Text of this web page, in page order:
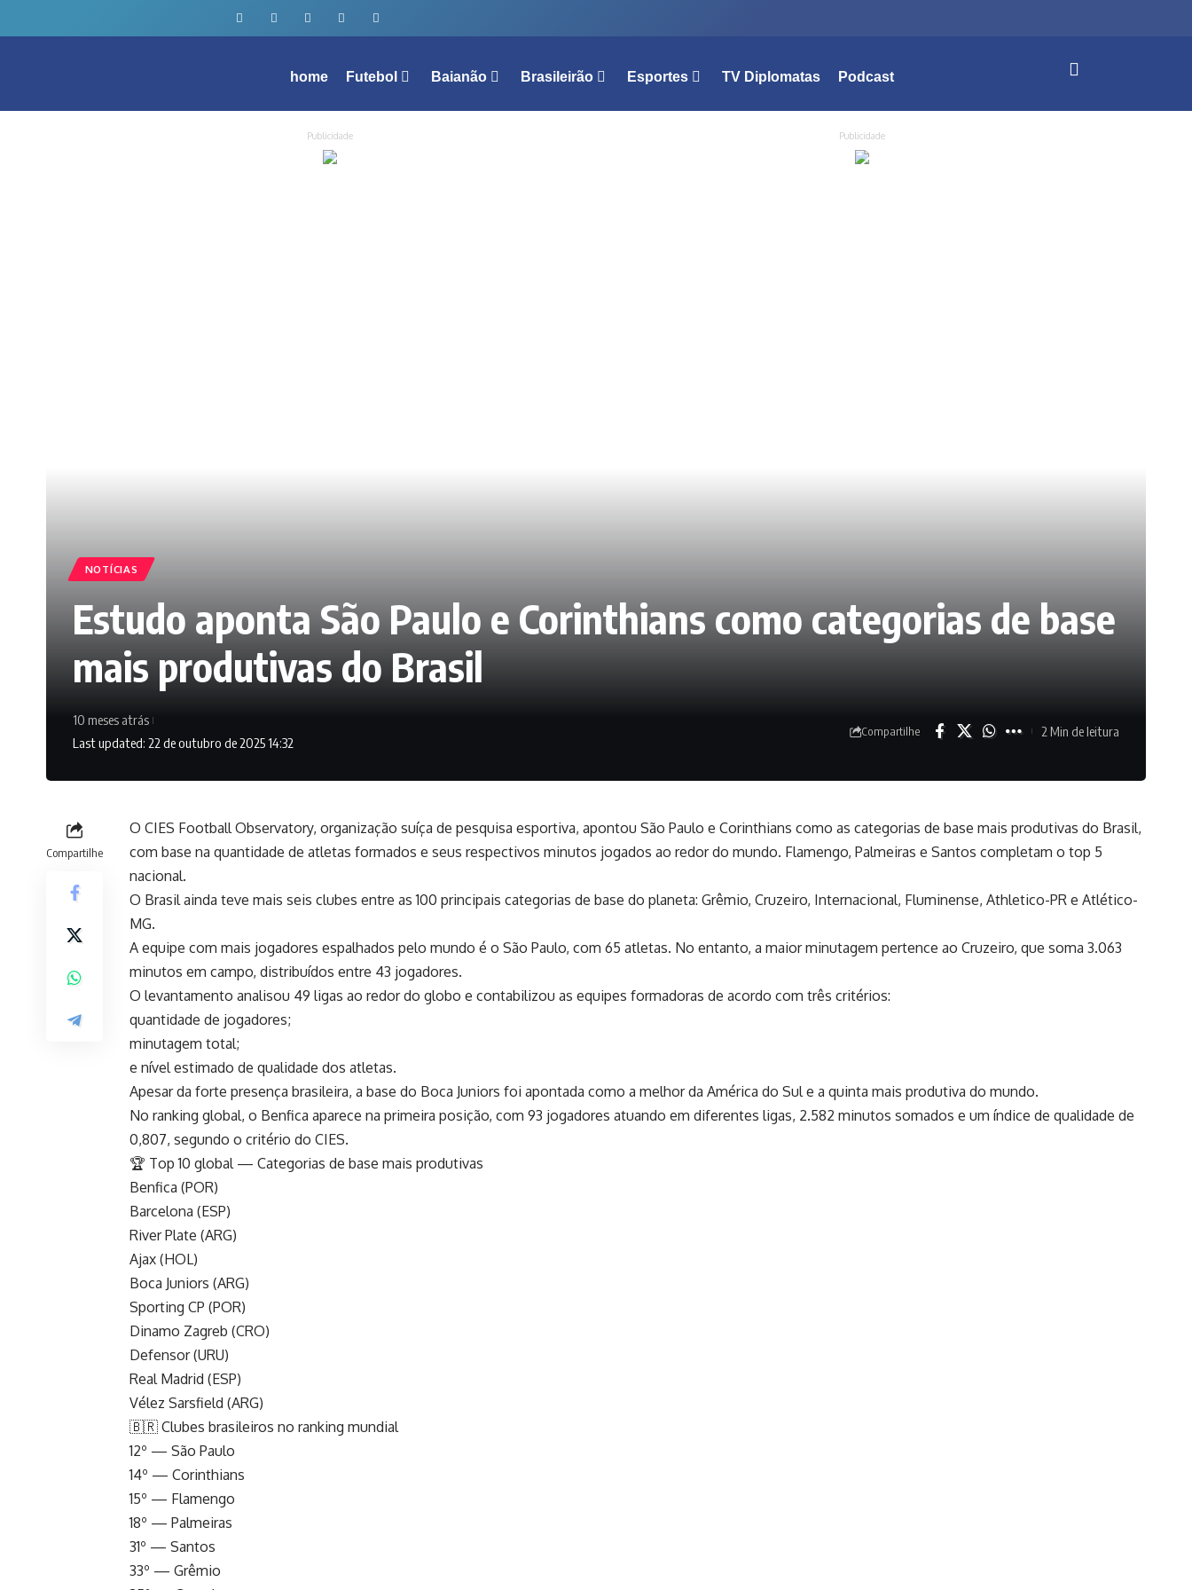
home Futebol Baianão Brasileirão Esportes TV Diplomatas Podcast
Publicidade Publicidade
NOTÍCIAS
Estudo aponta São Paulo e Corinthians como categorias de base
mais produtivas do Brasil
Last updated: 22 de outubro de 2025 14:32
10 meses atrás
Compartilhe 2 Min de leitura
Compartilhe
O CIES Football Observatory, organização suíça de pesquisa esportiva, apontou São Paulo e Corinthians como as categorias de base mais produtivas do Brasil,
com base na quantidade de atletas formados e seus respectivos minutos jogados ao redor do mundo. Flamengo, Palmeiras e Santos completam o top 5
nacional.
O Brasil ainda teve mais seis clubes entre as 100 principais categorias de base do planeta: Grêmio, Cruzeiro, Internacional, Fluminense, Athletico-PR e Atlético-
MG.
A equipe com mais jogadores espalhados pelo mundo é o São Paulo, com 65 atletas. No entanto, a maior minutagem pertence ao Cruzeiro, que soma 3.063
minutos em campo, distribuídos entre 43 jogadores.
O levantamento analisou 49 ligas ao redor do globo e contabilizou as equipes formadoras de acordo com três critérios:
quantidade de jogadores;
minutagem total;
e nível estimado de qualidade dos atletas.
Apesar da forte presença brasileira, a base do Boca Juniors foi apontada como a melhor da América do Sul e a quinta mais produtiva do mundo.
No ranking global, o Benfica aparece na primeira posição, com 93 jogadores atuando em diferentes ligas, 2.582 minutos somados e um índice de qualidade de
0,807, segundo o critério do CIES.
🏆 Top 10 global — Categorias de base mais produtivas
Benfica (POR)
Barcelona (ESP)
River Plate (ARG)
Ajax (HOL)
Boca Juniors (ARG)
Sporting CP (POR)
Dinamo Zagreb (CRO)
Defensor (URU)
Real Madrid (ESP)
Vélez Sarsfield (ARG)
🇧🇷 Clubes brasileiros no ranking mundial
12º — São Paulo
14º — Corinthians
15º — Flamengo
18º — Palmeiras
31º — Santos
33º — Grêmio